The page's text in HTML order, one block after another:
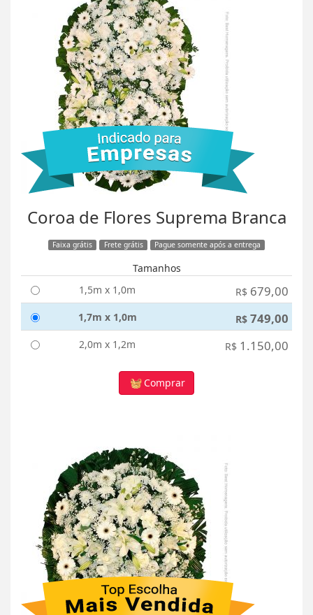
Coroa de Flores Suprema Branca
Faixa grátis Frete grátis Pague somente após a entrega
Tamanhos
1,5m x 1,0m
R$ 679,00
1,7m x 1,0m R$ 749,00
2,0m x 1,2m R$ 1.150,00
Comprar